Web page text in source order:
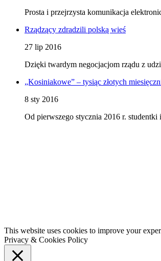
Prosta i przejrzysta komunikacja
Rządzący zdradzili polską wieś
27 lip 2016
Dzięki twardym negocjacjom rządu z
„Kosiniakowe” – tysiąc złotych
8 sty 2016
Od pierwszego stycznia 2016 r.
This website uses cookies to improve your
Privacy & Cookies Policy